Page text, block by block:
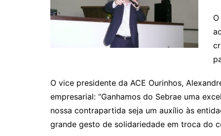
O vice presidente da ACE Ourinhos,
empresarial: “Ganhamos do Sebrae uma
nossa contrapartida seja um auxílio às
grande gesto de solidariedade em troca do